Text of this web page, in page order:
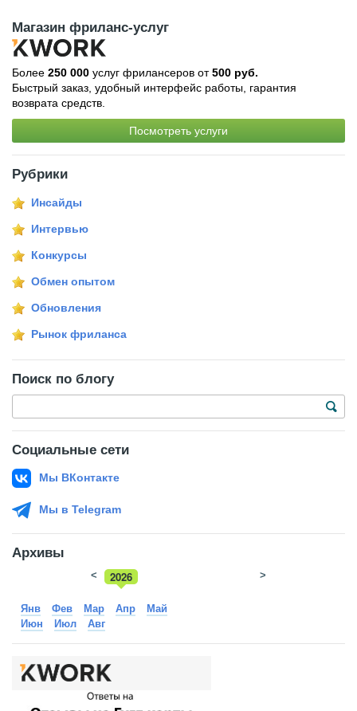
Магазин фриланс-услуг
Более 250 000 услуг фрилансеров от500 руб.
Быстрый заказ, удобный интерфейс работы, гарантия
возврата средств.
Посмотреть услуги
Рубрики
Инсайды
Интервью
Конкурсы
Обмен опытом
Обновления
Рынок фриланса
Поиск по блогу
Социальные сети
Мы ВКонтакте
Мы в Telegram
Архивы
2026
2025
< >
Янв Фев Мар Апр
Май
Июн
Июл Авг